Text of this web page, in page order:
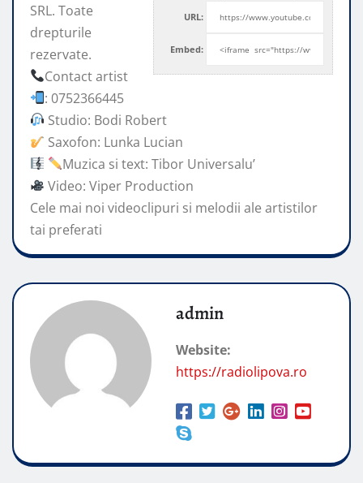
URL:
Embed:
SRL. Toate
drepturile
rezervate.
Contact artist
: 0752366445
Studio: Bodi Robert
Saxofon: Lunka Lucian
Muzica si text: Tibor Universalu’
Video: Viper Production
Cele mai noi videoclipuri si melodii ale artistilor
tai preferati
admin
Website:
https://radiolipova.ro